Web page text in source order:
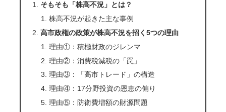
そもそも「株高不況」とは？
株高不況が起きた主な事例
高市政権の政策が株高不況を招く5つの理由
理由①：積極財政のジレンマ
理由②：消費税減税の「罠」
理由③：「高市トレード」の構造
理由④：17分野投資の恩恵の偏り
理由⑤：防衛費増額の財源問題